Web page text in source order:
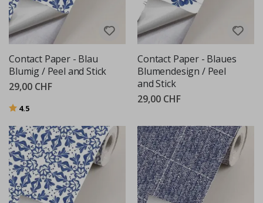
Contact Paper - Blau
Blumig / Peel and Stick
29,00 CHF
Bewertung:
4.5
Contact Paper - Blaues
Blumendesign / Peel
and Stick
29,00 CHF